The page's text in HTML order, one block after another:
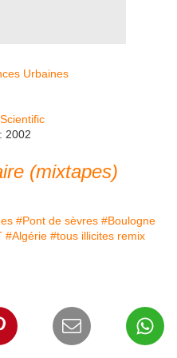
2002
(mixtapes)
#Pont de sèvres #Boulogne
#Algérie #tous illicites remix